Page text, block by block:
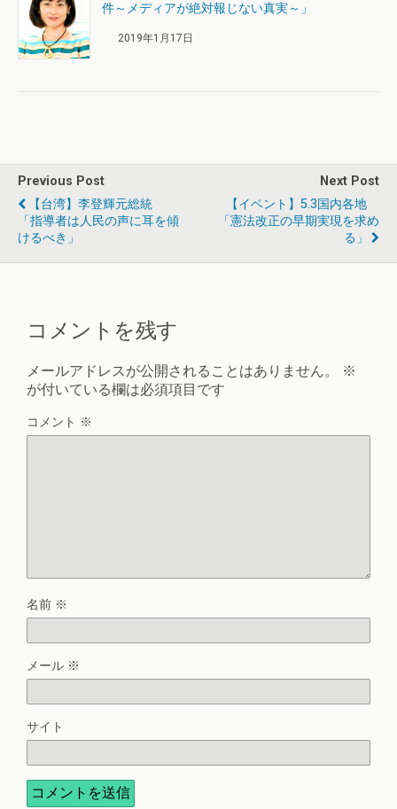
件～メディアが絶対報じない真実～」
2019年1月17日
Previous Post
【台湾】李登輝元総統
「指導者は人民の声に耳を傾
けるべき」
Next Post
【イベント】5.3国内各地
「憲法改正の早期実現を求め
る」
コメントを残す
メールアドレスが公開されることはありません。
※
が付いている欄は必須項目です
コメント ※
名前 ※
メール ※
サイト